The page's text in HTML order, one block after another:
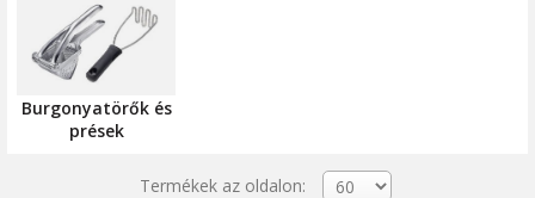
Burgonyatörők és
prések
Termékek az oldalon: